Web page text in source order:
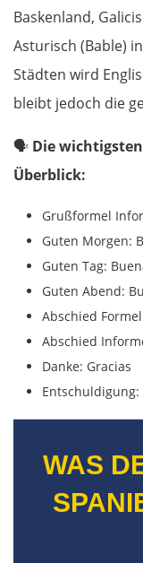
Baskenland,
Asturisch (Bable)
Städten wird
bleibt jedoch die
🗣️ Die
Überblick:
Grußformel
Guten Morgen:
Guten Tag:
Guten Abend:
Abschied
Abschied
Danke: Gracias
WAS
Rosenheim
Österreich
Vöcklabruck
Linz
Amstetten
St. Pölten
Wien
Bratislava
Trnava